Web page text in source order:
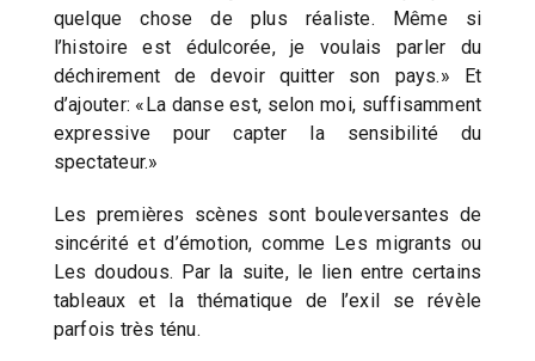
quelque chose de plus réaliste. Même si
l’histoire est édulcorée, je voulais parler du
déchirement de devoir quitter son pays.» Et
d’ajouter: «La danse est, selon moi, suffisamment
expressive pour capter la sensibilité du
spectateur.»
Les premières scènes sont bouleversantes de
sincérité et d’émotion, comme Les migrants ou
Les doudous. Par la suite, le lien entre certains
tableaux et la thématique de l’exil se révèle
parfois très ténu.